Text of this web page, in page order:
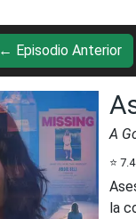
← Episodio Anterior
A
⭐
la